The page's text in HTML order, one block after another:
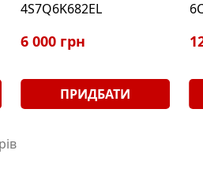
4S7Q6K682EL
6 000 грн
ПРИДБАТИ